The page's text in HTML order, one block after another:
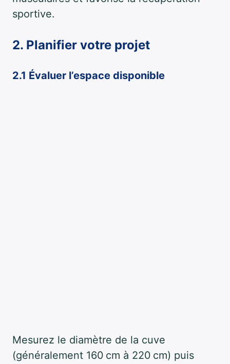
sportive.
2. Planifier votre projet
2.1 Évaluer l’espace disponible
Mesurez le diamètre de la cuve
(généralement 160 cm à 220 cm) puis